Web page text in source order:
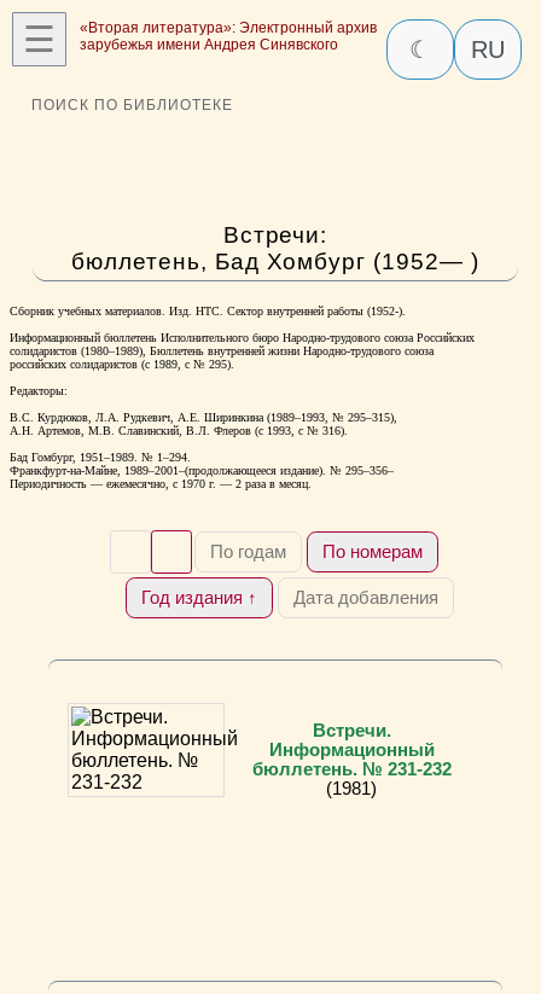
☰
«Вторая литература»: Электронный архив
зарубежья имени Андрея Синявского
☾ RU
ПОИСК ПО БИБЛИОТЕКЕ
Встречи:
бюллетень, Бад Хомбург (1952— )
Сборник учебных материалов. Изд. НТС. Сектор внутренней работы (1952-).
Информационный бюллетень Исполнительного бюро Народно-трудового союза Российских
солидаристов (1980–1989), Бюллетень внутренней жизни Народно-трудового союза
российских солидаристов (с 1989, с № 295).
Редакторы:
В.С. Курдюков, Л.А. Рудкевич, А.Е. Ширинкина (1989–1993, № 295–315),
А.Н. Артемов, М.В. Славинский, В.Л. Флеров (с 1993, с № 316).
Бад Гомбург, 1951–1989. № 1–294.
Франкфурт-на-Майне, 1989–2001–(продолжающееся издание). № 295–356–
Периодичность — ежемесячно, с 1970 г. — 2 раза в месяц.
По годам По номерам
Год издания ↑ Дата добавления
Встречи.
Информационный
бюллетень. № 231-232
(1981)